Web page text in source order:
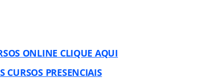
ONLINE CLIQUE AQUI
CURSOS PRESENCIAIS